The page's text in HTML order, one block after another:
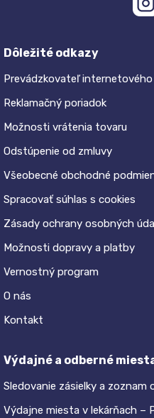
Dôležité odkazy
Prevádzkovateľ
Reklamačný poriadok
Možnosti vrátenia tovaru
Odstúpenie od zmluvy
Všeobecné obchodné
Spracovať súhlas s cookies
Zásady ochrany osobných
Možnosti dopravy a platby
Vernostný program
O nás
Kontakt
Výdajné a odberné
Sledovanie zásielky a
Výdajne miesta v lekárňach –